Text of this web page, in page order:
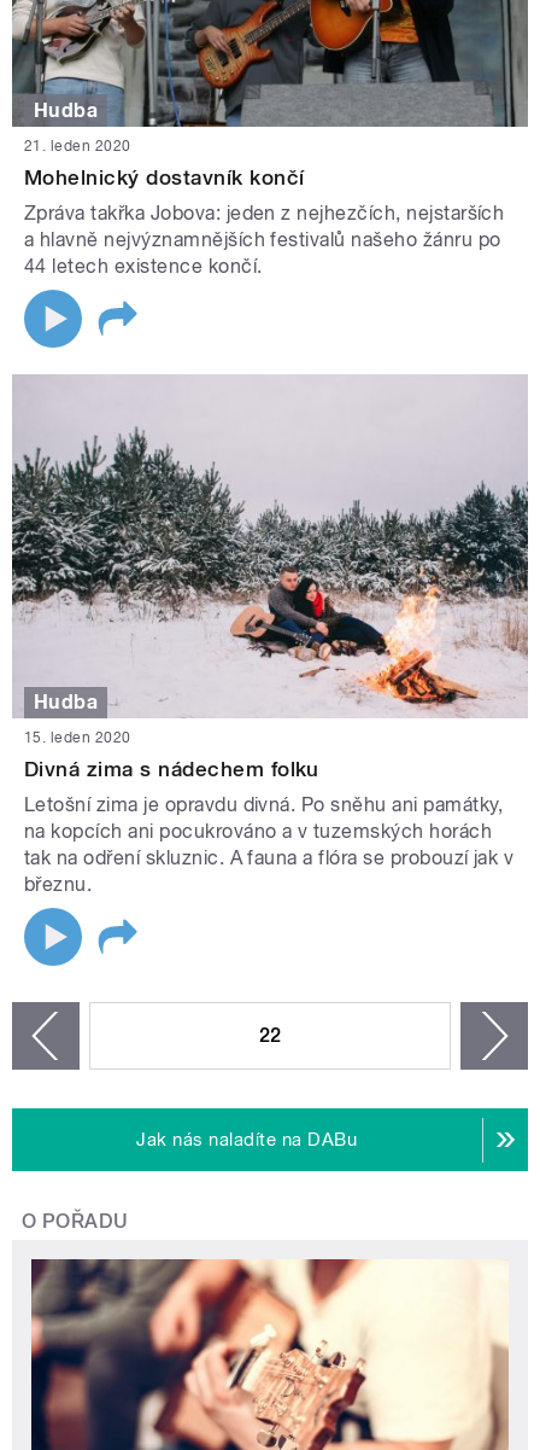
Hudba
21. leden 2020
Mohelnický dostavník končí
Zpráva takřka Jobova: jeden z nejhezčích, nejstarších
a hlavně nejvýznamnějších festivalů našeho žánru po
44 letech existence končí.
Hudba
15. leden 2020
Divná zima s nádechem folku
Letošní zima je opravdu divná. Po sněhu ani památky,
na kopcích ani pocukrováno a v tuzemských horách
tak na odření skluznic. A fauna a flóra se probouzí jak v
březnu.
22
Jak nás naladíte na DABu
O POŘADU